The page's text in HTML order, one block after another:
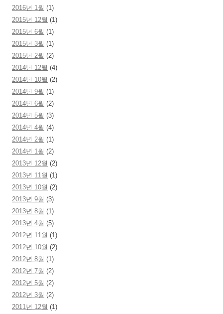
2016년 1월 (1)
2015년 12월 (1)
2015년 6월 (1)
2015년 3월 (1)
2015년 2월 (2)
2014년 12월 (4)
2014년 10월 (2)
2014년 9월 (1)
2014년 6월 (2)
2014년 5월 (3)
2014년 4월 (4)
2014년 2월 (1)
2014년 1월 (2)
2013년 12월 (2)
2013년 11월 (1)
2013년 10월 (2)
2013년 9월 (3)
2013년 8월 (1)
2013년 4월 (5)
2012년 11월 (1)
2012년 10월 (2)
2012년 8월 (1)
2012년 7월 (2)
2012년 5월 (2)
2012년 3월 (2)
2011년 12월 (1)